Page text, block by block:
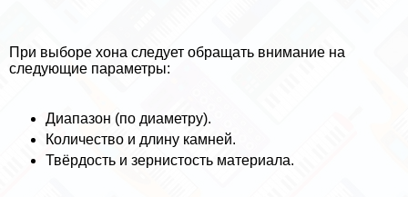
При выборе хона следует обращать внимание на
следующие параметры:
Диапазон (по диаметру).
Количество и длину камней.
Твёрдость и зернистость материала.